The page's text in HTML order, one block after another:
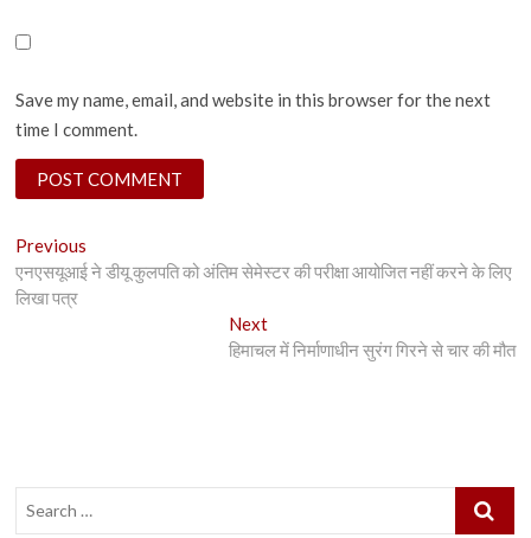
Save my name, email, and website in this browser for the next
time I comment.
Post
navigation
Previous
post:
एनएसयूआई ने डीयू कुलपति को अंतिम सेमेस्टर की परीक्षा आयोजित नहीं करने के लिए
लिखा पत्र
NextNext
post:
हिमाचल में निर्माणाधीन सुरंग गिरने से चार की मौत
Search